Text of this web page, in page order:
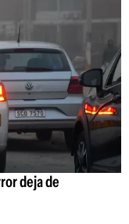
deja de